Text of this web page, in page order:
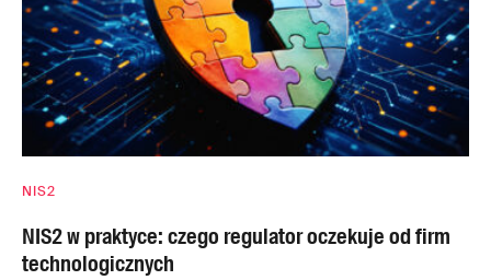
NIS2
NIS2 w praktyce: czego regulator oczekuje od firm
technologicznych